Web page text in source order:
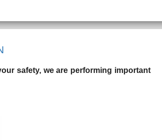
safety, we are performing important